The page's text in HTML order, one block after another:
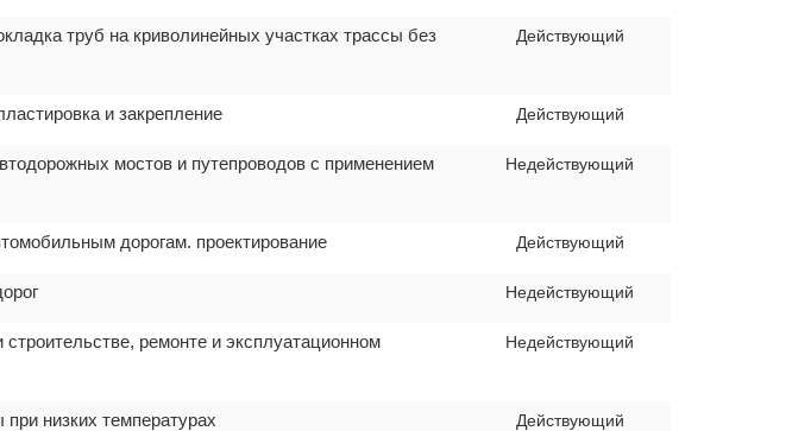
труб на криволинейных участках трассы без
Действующий
и закрепление Действующий
мостов и путепроводов с применением
Недействующий
дорогам. проектирование Действующий
Недействующий
ремонте и эксплуатационном
Недействующий
низких температурах Действующий